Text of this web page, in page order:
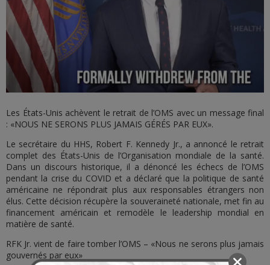
Les États-Unis achèvent le retrait de l’OMS avec un message final
: «NOUS NE SERONS PLUS JAMAIS GÉRÉS PAR EUX».
Le secrétaire du HHS, Robert F. Kennedy Jr., a annoncé le retrait
complet des États-Unis de l’Organisation mondiale de la santé.
Dans un discours historique, il a dénoncé les échecs de l’OMS
pendant la crise du COVID et a déclaré que la politique de santé
américaine ne répondrait plus aux responsables étrangers non
élus. Cette décision récupère la souveraineté nationale, met fin au
financement américain et remodèle le leadership mondial en
matière de santé.
RFK Jr. vient de faire tomber l’OMS – «Nous ne serons plus jamais
gouvernés par eux»